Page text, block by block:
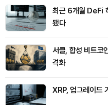
최근 6개월 DeFi
됐다
서클, 합성 비트코
격화
XRP, 업그레이드